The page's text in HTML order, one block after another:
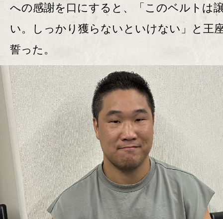
への感謝を口にすると、「このベルトは
い。しっかり獲らないといけない」と王
誓った。